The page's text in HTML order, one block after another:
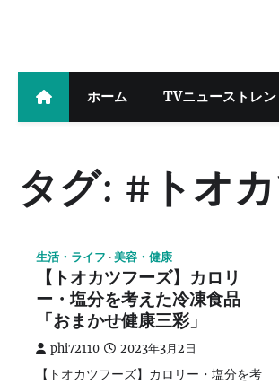
ホーム TVニューストレン
タグ: #トオ
生活・ライフ 美容・健康
【トオカツフーズ】カロリ
ー・塩分を考えた冷凍食品
「おまかせ健康三彩」
phi72110 2023年3月2日
【トオカツフーズ】カロリー・塩分を考